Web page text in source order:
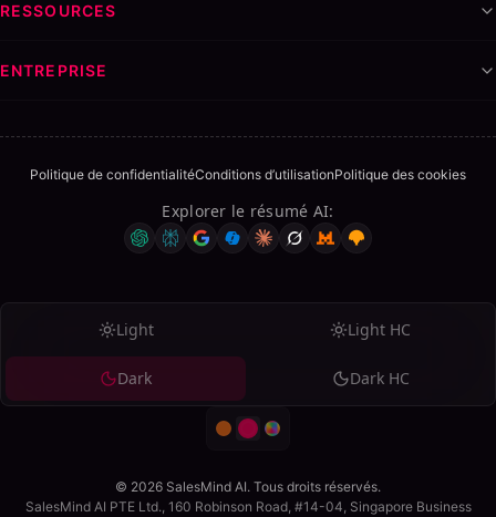
RESSOURCES
ENTREPRISE
Politique de confidentialitéConditions d’utilisationPolitique des cookies
Explorer le résumé AI:
Light Light HC
Dark Dark HC
© 2026 SalesMind AI. Tous droits réservés.
SalesMind AI PTE Ltd., 160 Robinson Road, #14-04, Singapore Business